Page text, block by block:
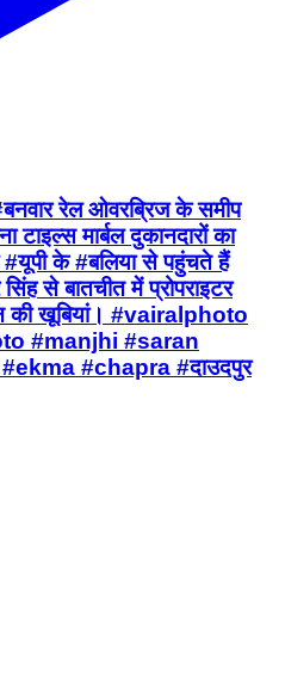
रेल ओवरब्रिज के समीप
मार्बल दुकानदारों का
के #बलिया से पहुंचते हैं
से बातचीत में प्रोपराइटर
की खूबियां। #vairalphoto
#manjhi #saran
#chapra #दाउदपुर